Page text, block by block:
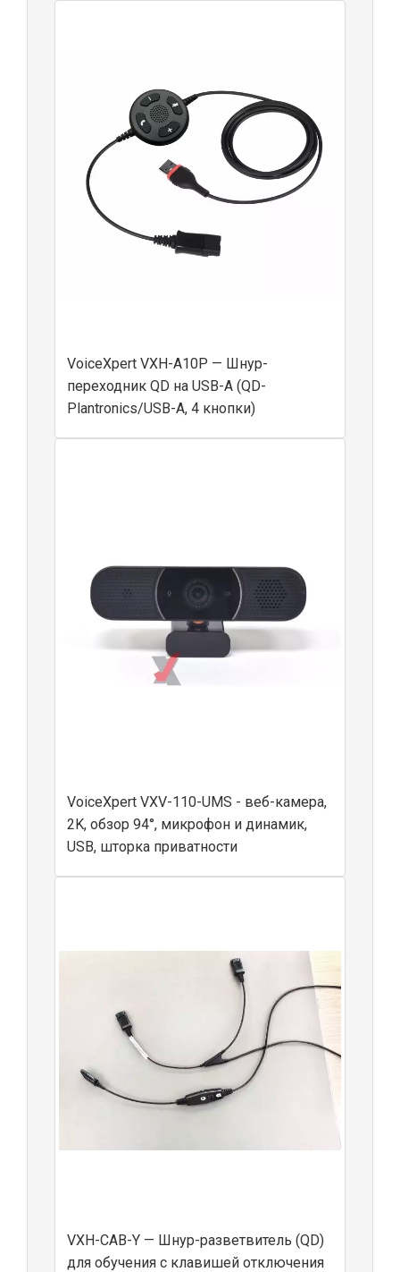
VoiceXpert VXH-A10P — Шнур-
переходник QD на USB-A (QD-
Plantronics/USB-A, 4 кнопки)
VoiceXpert VXV-110-UMS - веб-камера,
2K, обзор 94°, микрофон и динамик,
USB, шторка приватности
VXH-CAB-Y — Шнур-разветвитель (QD)
для обучения с клавишей отключения